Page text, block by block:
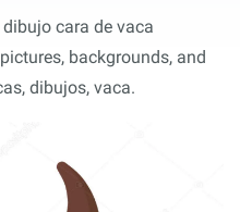
cara de vaca
backgrounds, and
dibujos, vaca.